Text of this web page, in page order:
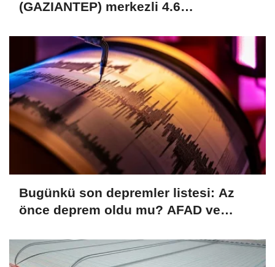
(GAZIANTEP) merkezli 4.6
Bugünkü son depremler listesi: Az
önce deprem oldu mu? AFAD ve